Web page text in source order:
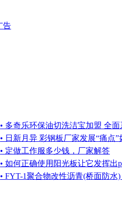
• 多奇乐环保油切洗洁宝加盟 全面
• 日新月异 彩钢板厂家发展“痛点”
• 定做工作服多少钱，厂家解答
• 如何正确使用阳光板让它发挥出
• FYT-1聚合物改性沥青(桥面防水